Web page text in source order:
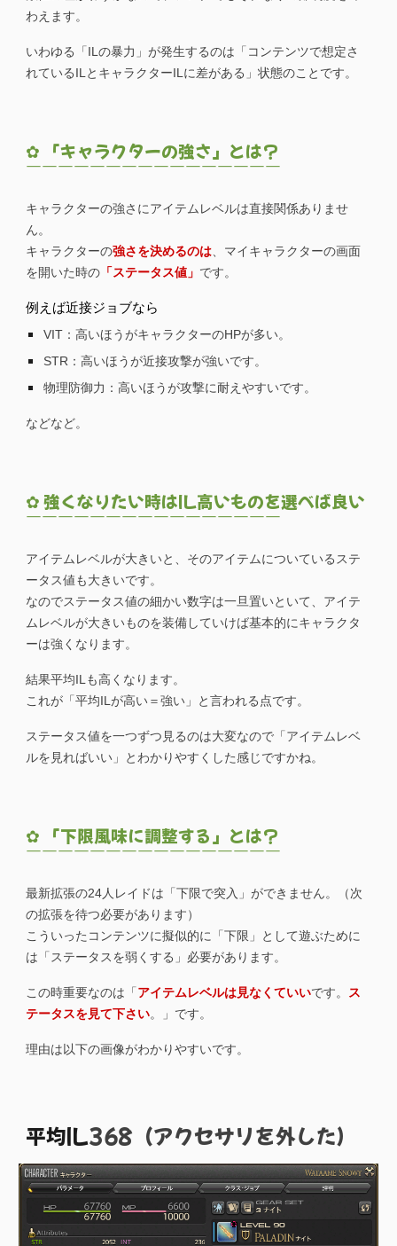
わえます。
いわゆる「ILの暴力」が発生するのは「コンテンツで想定さ
れているILとキャラクターILに差がある」状態のことです。
✿ 「キャラクターの強さ」とは？
￣￣￣￣￣￣￣￣￣￣￣￣￣￣￣￣
キャラクターの強さにアイテムレベルは直接関係ありませ
ん。
キャラクターの強さを決めるのは 、マイキャラクターの画面
を開いた時の 「ステータス値」 です。
例えば近接ジョブなら
VIT：高いほうがキャラクターのHPが多い。
STR：高いほうが近接攻撃が強いです。
物理防御力：高いほうが攻撃に耐えやすいです。
などなど。
✿ 強くなりたい時はIL高いものを選べば良い
￣￣￣￣￣￣￣￣￣￣￣￣￣￣￣￣
アイテムレベルが大きいと、そのアイテムについているステ
ータス値も大きいです。
なのでステータス値の細かい数字は一旦置いといて、アイテ
ムレベルが大きいものを装備していけば基本的にキャラクタ
ーは強くなります。
結果平均ILも高くなります。
これが「平均ILが高い＝強い」と言われる点です。
ステータス値を一つずつ見るのは大変なので「アイテムレベ
ルを見ればいい」とわかりやすくした感じですかね。
✿ 「下限風味に調整する」とは？
￣￣￣￣￣￣￣￣￣￣￣￣￣￣￣￣
最新拡張の24人レイドは「下限で突入」ができません。（次
の拡張を待つ必要があります）
こういったコンテンツに擬似的に「下限」として遊ぶために
は「ステータスを弱くする」必要があります。
この時重要なのは「アイテムレベルは見なくていいです。 ス
テータスを見て下さい。」です。
理由は以下の画像がわかりやすいです。
平均IL368（アクセサリを外した）